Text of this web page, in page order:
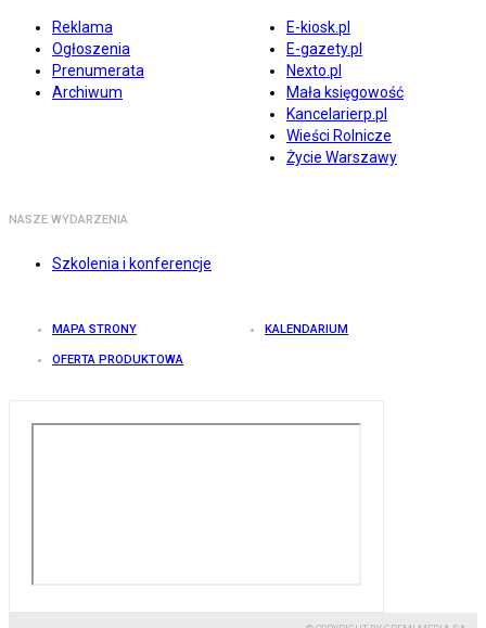
Reklama
Ogłoszenia
Prenumerata
Archiwum
E-kiosk.pl
E-gazety.pl
Nexto.pl
Mała księgowość
Kancelarierp.pl
Wieści Rolnicze
Życie Warszawy
NASZE WYDARZENIA
Szkolenia i konferencje
MAPA STRONY KALENDARIUM
OFERTA PRODUKTOWA